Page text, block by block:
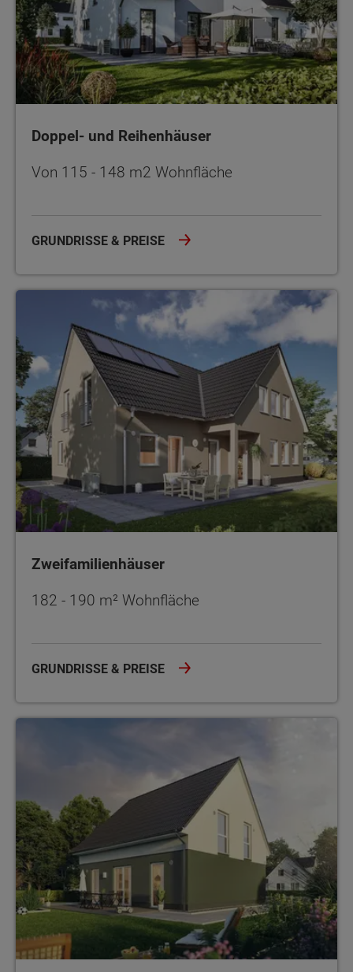
Doppel- und Reihenhäuser
Von 115 - 148 m2 Wohnfläche
GRUNDRISSE & PREISE
Zweifamilienhäuser
Zweifamilienhäuser
182 - 190 m² Wohnfläche
GRUNDRISSE & PREISE